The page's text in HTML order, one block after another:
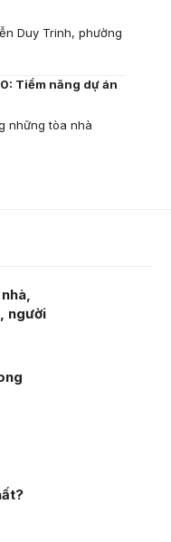
Duy Trinh, phường
Tiềm năng dự án
những tòa nhà
người